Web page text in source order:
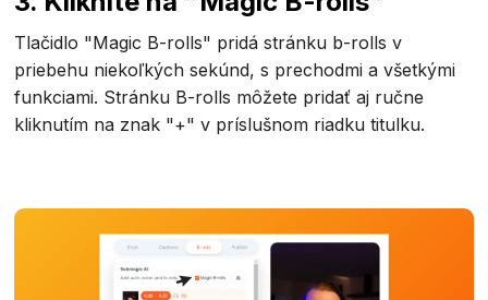
Tlačidlo "Magic B-rolls" pridá stránku b-rolls v
priebehu niekoľkých sekúnd, s prechodmi a všetkými
funkciami. Stránku B-rolls môžete pridať aj ručne
kliknutím na znak "+" v príslušnom riadku titulku.